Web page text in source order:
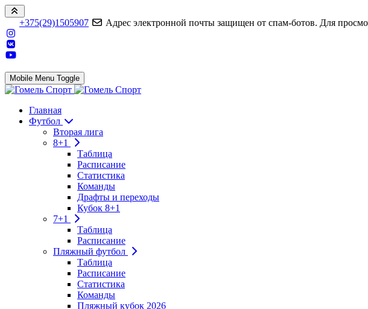
+375(29)1505907 Адрес электронной почты защищен от спам-ботов. Для
Mobile Menu Toggle
Главная
Футбол
Вторая лига
8+1
Таблица
Расписание
Статистика
Команды
Драфты и переходы
Кубок 8+1
7+1
Таблица
Расписание
Пляжный футбол
Таблица
Расписание
Статистика
Команды
Пляжный кубок 2026